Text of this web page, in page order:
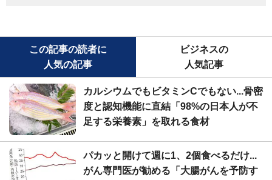
この記事の読者に
人気の記事
ビジネスの
人気記事
カルシウムでもビタミンCでもない...骨密
度と認知機能に直結「98%の日本人が不
足する栄養素」を取れる食材
パカッと開けて週に1、2個食べるだけ...
がん専門医が勧める「大腸がんを予防す